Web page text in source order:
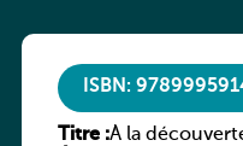
ISBN:
Titre :À la